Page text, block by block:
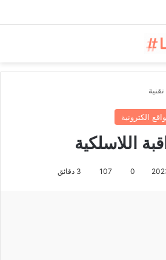
الكترونية
اللاسلكية
0
107